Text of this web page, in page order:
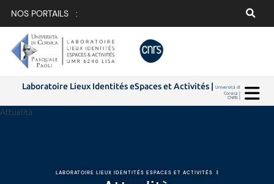
NOS PORTAILS :
Laboratoire Lieux Identités eSpaces et Activités |Università di
Corsica |
CNRS |
Attualità
LABORATOIRE LIEUX IDENTITÉS ESPACES ET ACTIVITÉS |